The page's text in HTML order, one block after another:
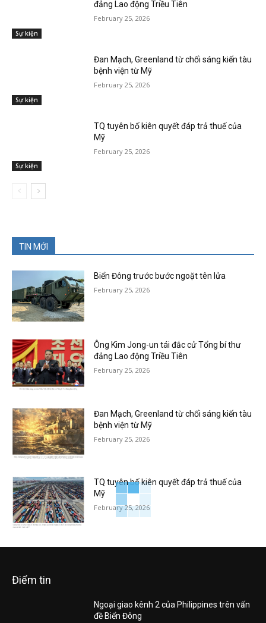
Sự kiện
đảng Lao động Triều Tiên
February 25, 2026
Sự kiện
Đan Mạch, Greenland từ chối sáng kiến tàu
bệnh viện từ Mỹ
February 25, 2026
Sự kiện
TQ tuyên bố kiên quyết đáp trả thuế của
Mỹ
February 25, 2026
TIN MỚI
Biển Đông trước bước ngoặt tên lửa
February 25, 2026
Ông Kim Jong-un tái đắc cử Tổng bí thư
đảng Lao động Triều Tiên
February 25, 2026
Đan Mạch, Greenland từ chối sáng kiến tàu
bệnh viện từ Mỹ
February 25, 2026
TQ tuyên bố kiên quyết đáp trả thuế của
Mỹ
February 25, 2026
Điểm tin
Ngoại giao kênh 2 của Philippines trên vấn
đề Biển Đông